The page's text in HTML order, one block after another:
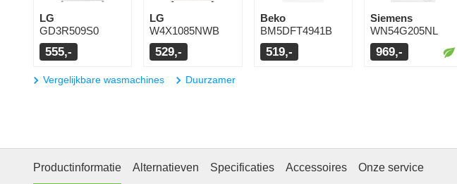
LG
GD3R509S0
555,-
LG
W4X1085NWB
529,-
Beko
BM5DFT4941B
519,-
Siemens
WN54G205NL
969,-
Vergelijkbare wasmachines Duurzamer
Productinformatie Alternatieven Specificaties Accessoires Onze service